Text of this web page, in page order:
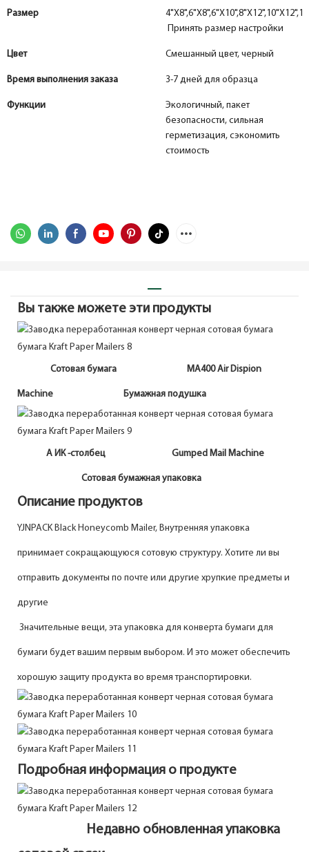
Размер
Принять размер настройки
Цвет Смешанный цвет, черный
Время выполнения заказа 3-7 дней для образца
Функции
Экологичный, пакет
безопасности, сильная
герметизация, сэкономить
стоимость
Вы также можете эти продукты
Сотовая бумага MA400 Air Dispion
Machine Бумажная подушка
A ИК -столбец Gumped Mail Machine
Сотовая бумажная упаковка
Описание продуктов
YJNPACK Black Honeycomb Mailer, Внутренняя упаковка
принимает сокращающуюся сотовую структуру. Хотите ли вы
отправить документы по почте или другие хрупкие предметы и
другие
Значительные вещи, эта упаковка для конверта бумаги для
бумаги будет вашим первым выбором. И это может обеспечить
хорошую защиту продукта во время транспортировки.
Подробная информация о продукте
Недавно обновленная упаковка